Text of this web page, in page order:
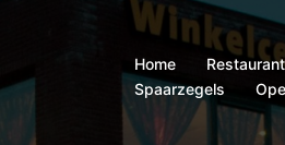
Home
Spaarzegels